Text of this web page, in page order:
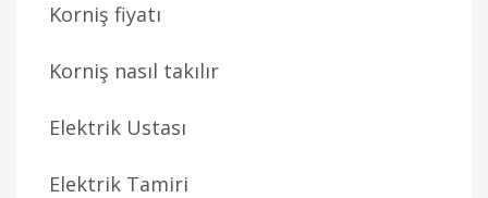
Korniş fiyatı
Korniş nasıl takılır
Elektrik Ustası
Elektrik Tamiri